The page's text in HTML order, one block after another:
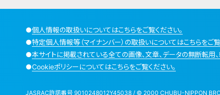
●個人情報の取扱いについてはこちらをご覧ください。
●特定個人情報等（マイナンバー）の取扱いについてはこちらをご覧
●本サイトに掲載されている全ての画像、文章、データの無断転用、
●Cookieポリシーについてはこちらをご覧ください。
JASRAC許諾番号 9010248012Y45038 / © 2000 CHUBU-NIPPON